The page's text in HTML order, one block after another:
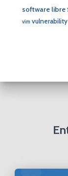
software libre
vim vulnerability